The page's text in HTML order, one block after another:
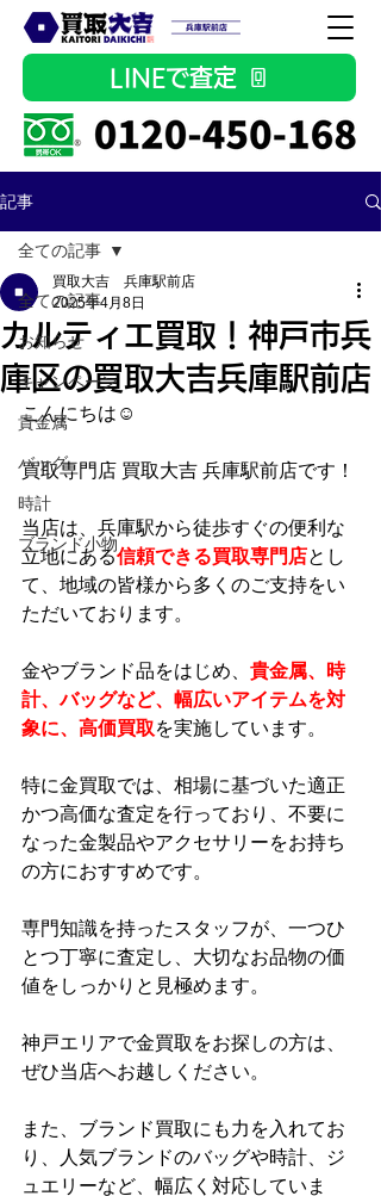
LINEで査定
記事
全ての記事
お知らせ
キャンペーン
貴金属
バッグ
時計
ブランド小物
全ての記事
カルティエ買取！神戸市兵
庫区の買取大吉兵庫駅前店
買取大吉 兵庫駅前店
2025年4月8日
こんにちは☺
買取専門店 買取大吉 兵庫駅前店です！
当店は、兵庫駅から徒歩すぐの便利な
立地にある信頼できる買取専門店とし
て、地域の皆様から多くのご支持をい
ただいております。
金やブランド品をはじめ、 貴金属、時
計、バッグなど、幅広いアイテムを対
象に、高価買取を実施しています。
特に金買取では、相場に基づいた適正
かつ高価な査定を行っており、不要に
なった金製品やアクセサリーをお持ち
の方におすすめです。
専門知識を持ったスタッフが、一つひ
とつ丁寧に査定し、大切なお品物の価
値をしっかりと見極めます。
神戸エリアで金買取をお探しの方は、
ぜひ当店へお越しください。
また、ブランド買取にも力を入れてお
り、人気ブランドのバッグや時計、ジ
ュエリーなど、幅広く対応していま